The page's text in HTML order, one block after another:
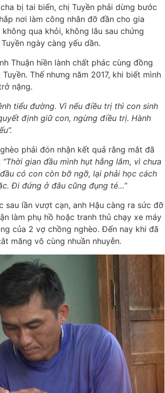
bị tai biến, chị Tuyền phải dừng bước
nơi làm công nhân đỡ đần cho gia
qua khỏi, không lâu sau chứng
ngày càng yếu dần.
Thuận hiền lành chất phác cùng đồng
Thế nhưng năm 2017, khi biết mình
nặng.
tiểu đường. Vì nếu điều trị thì con sinh
định giữ con, ngừng điều trị. Hành
phải đón nhận kết quả rằng mắt đã
“Thời gian đầu mình hụt hẫng lắm, vì chưa
có con còn bỡ ngỡ, lại phải học cách
Đi đứng ở đâu cũng đụng té…”
lần vượt cạn, anh Hậu càng ra sức đỡ
làm phụ hồ hoặc tranh thủ chạy xe máy
của 2 vợ chồng nghèo. Đến nay khi đã
măng vô cùng nhuần nhuyễn.